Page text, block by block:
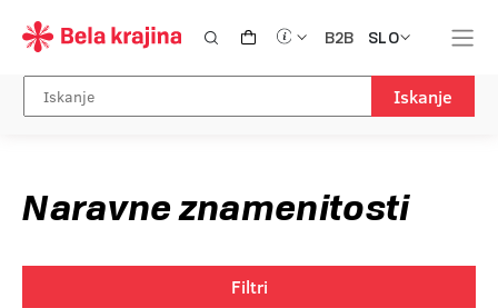
B2B SLO
Iskanje
Naravne znamenitosti
Filtri